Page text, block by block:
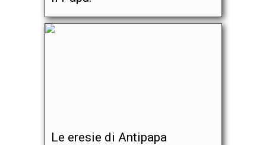
Le eresie di Antipapa